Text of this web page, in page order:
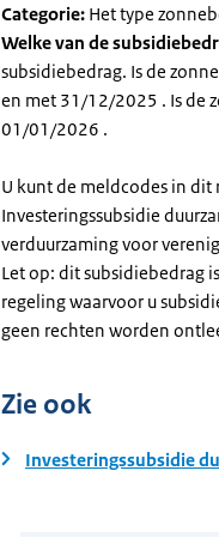
Categorie: Het type
Welke van de
subsidiebedrag. Is de
en met 31/12/2025 . Is de
01/01/2026 .
U kunt de meldcodes in dit
Investeringssubsidie
verduurzaming voor
Let op: dit subsidiebedrag
regeling waarvoor u
geen rechten worden
Zie ook
Investeringssubsidie